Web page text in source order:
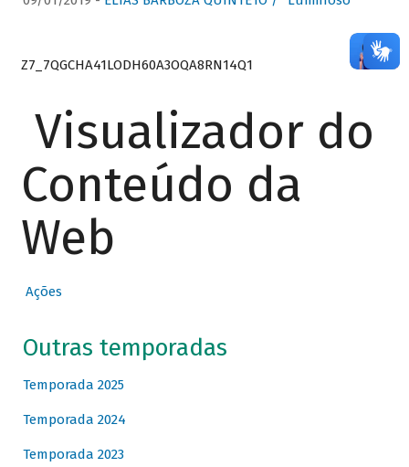
Z7_7QGCHA41LODH60A3OQA8RN14Q1
Visualizador do
Conteúdo da
Web
Ações
Outras temporadas
Temporada 2025
Temporada 2024
Temporada 2023